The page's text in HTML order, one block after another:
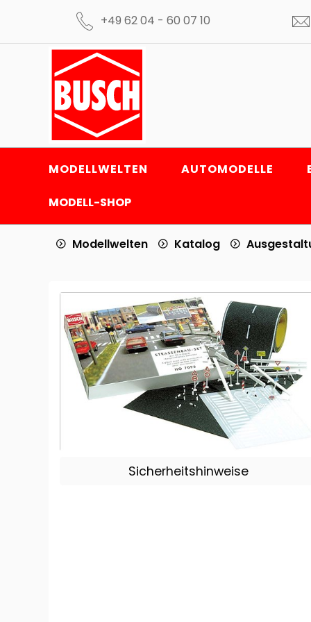
+49 62 04 - 60 07 10
MODELLWELTEN AUTOMODELLE
MODELL-SHOP
Modellwelten Katalog
Sicherheitshinweise